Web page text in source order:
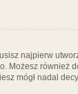
najpierw
Możesz
mógł nadal